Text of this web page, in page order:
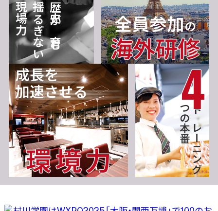
歴史が育む
揺るぎない
現場力 全員参加の
海外研修
成長を
加速させる
環境力 トレーニング
つの本番